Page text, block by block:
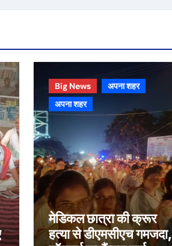
Big News
अपना शहर
अपना शहर
मेडिकल छात्रा की क्रूर
हत्या से डीएमसीएच गमजदा,